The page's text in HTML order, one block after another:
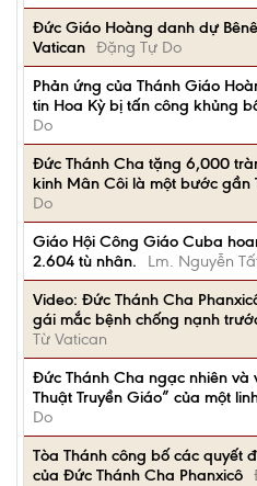
Đức Giáo Hoàng danh dự
Vatican Đặng Tự Do
Phản ứng của Thánh Giáo
tin Hoa Kỳ bị tấn công khủng
Do
Đức Thánh Cha tặng 6,000
kinh Mân Côi là một bước gần
Do
Giáo Hội Công Giáo Cuba
2.604 tù nhân.
Lm. Nguyễn
Video: Đức Thánh Cha
gái mắc bệnh chống nạnh
Từ Vatican
Đức Thánh Cha ngạc nhiên và
Thuật Truyền Giáo” của một
Do
Tòa Thánh công bố các quyết
của Đức Thánh Cha Phanxicô